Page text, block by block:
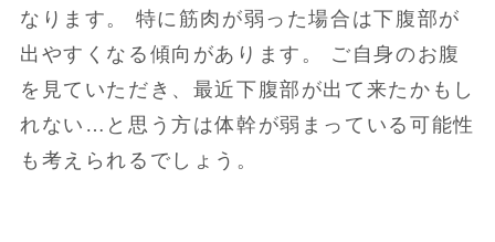
なります。 特に筋肉が弱った場合は下腹部が
出やすくなる傾向があります。 ご自身のお腹
を見ていただき、最近下腹部が出て来たかもし
れない…と思う方は体幹が弱まっている可能性
も考えられるでしょう。